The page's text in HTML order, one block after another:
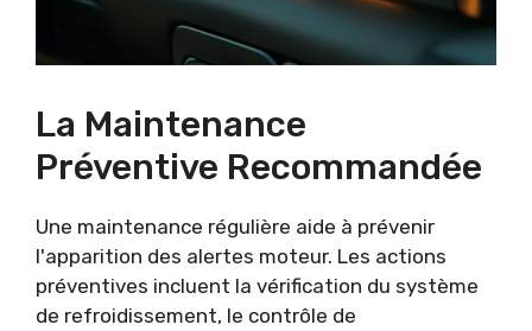
La Maintenance
Préventive Recommandée
Une maintenance régulière aide à prévenir
l'apparition des alertes moteur. Les actions
préventives incluent la vérification du système
de refroidissement, le contrôle de